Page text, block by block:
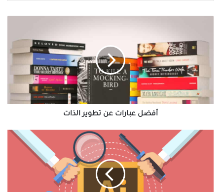
عن
أفضل عبارات عن تطوير الذات
مسارات